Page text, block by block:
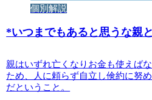
個別解説
*いつまでもあると思うな親
親はいずれ亡くなりお金も使えば
ため、人に頼らず自立し倹約に努
だということ。